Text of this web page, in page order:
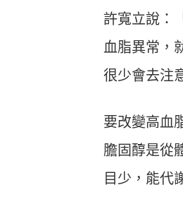
許寬立說：
血脂異常，
很少會去注
要改變高血
膽固醇是從
目少，能代